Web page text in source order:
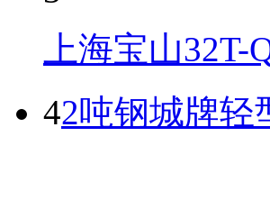
上海宝山
42吨钢城牌轻